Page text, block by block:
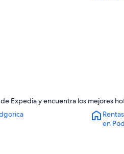
Expedia y encuentra los mejores
en